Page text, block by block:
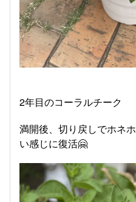
2年目のコーラルチーク
満開後、切り戻しでホネ
い感じに復活🤗